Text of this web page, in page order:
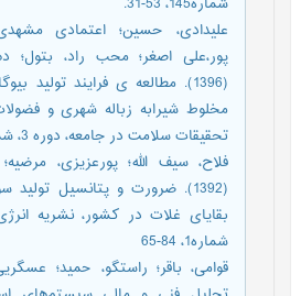
علیدادی، حسین؛ اعتمادی
پور،علی اصغر؛ محب راد، بتول؛
(1396). مطالعه ی فرایند تولید
مخلوط شیرابه زباله شهری و
تحقیقات سلامت در جامعه، دوره 3، شماره 2، 54-44
فلاح، سیف الله؛ پورعزیزی،
(1392). ضرورت و پتانسیل
شماره1، 84-65